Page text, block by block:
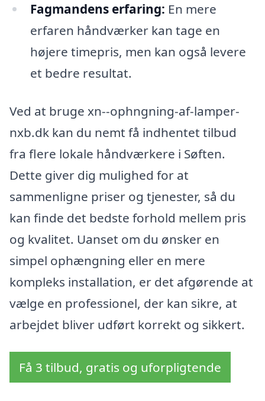
Fagmandens erfaring: En mere
erfaren håndværker kan tage en
højere timepris, men kan også levere
et bedre resultat.
Ved at bruge xn--ophngning-af-lamper-
nxb.dk kan du nemt få indhentet tilbud
fra flere lokale håndværkere i Søften.
Dette giver dig mulighed for at
sammenligne priser og tjenester, så du
kan finde det bedste forhold mellem pris
og kvalitet. Uanset om du ønsker en
simpel ophængning eller en mere
kompleks installation, er det afgørende at
vælge en professionel, der kan sikre, at
arbejdet bliver udført korrekt og sikkert.
Få 3 tilbud, gratis og uforpligtende